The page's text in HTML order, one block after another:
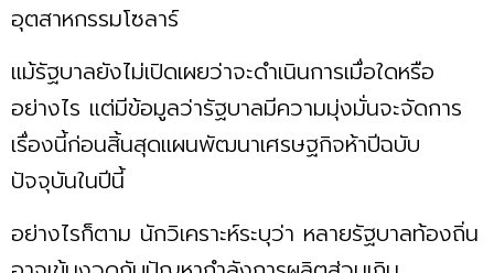
อุตสาหกรรมโซลาร์
แม้รัฐบาลยังไม่เปิดเผยว่าจะดำเนินการเมื่อใดหรือ
อย่างไร แต่มีข้อมูลว่ารัฐบาลมีความมุ่งมั่นจะจัดการ
เรื่องนี้ก่อนสิ้นสุดแผนพัฒนาเศรษฐกิจห้าปีฉบับ
ปัจจุบันในปีนี้
อย่างไรก็ตาม นักวิเคราะห์ระบุว่า หลายรัฐบาลท้องถิ่น